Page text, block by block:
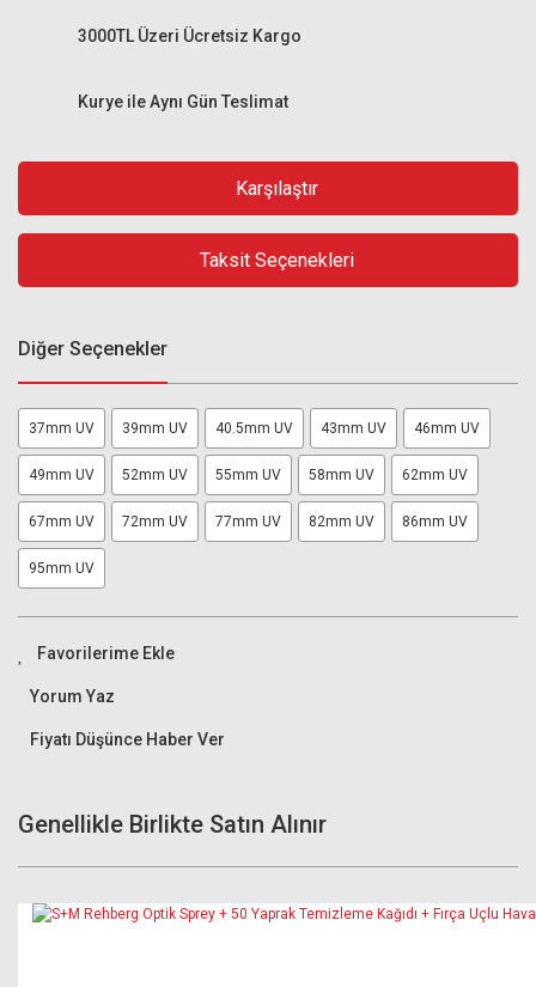
Kurye ile Aynı Gün Teslimat
3000TL Üzeri Ücretsiz Kargo
Karşılaştır
Taksit Seçenekleri
Diğer Seçenekler
37mm UV 39mm UV 40.5mm UV 43mm UV 46mm UV
49mm UV 52mm UV 55mm UV 58mm UV 62mm UV
67mm UV 72mm UV 77mm UV 82mm UV 86mm UV
95mm UV
Yorum Yaz
Fiyatı Düşünce Haber Ver
Genellikle Birlikte Satın Alınır